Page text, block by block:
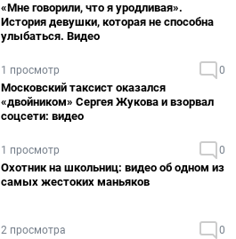
«Мне говорили, что я уродливая».
История девушки, которая не способна
улыбаться. Видео
1 просмотр 0
Московский таксист оказался
«двойником» Сергея Жукова и взорвал
соцсети: видео
1 просмотр 0
Охотник на школьниц: видео об одном из
самых жестоких маньяков
2 просмотра 0